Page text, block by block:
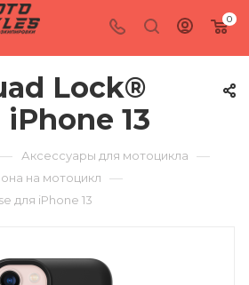
0
Lock®
13
— Аксессуары для мотоцикла —
на мотоцикл —
для iPhone 13